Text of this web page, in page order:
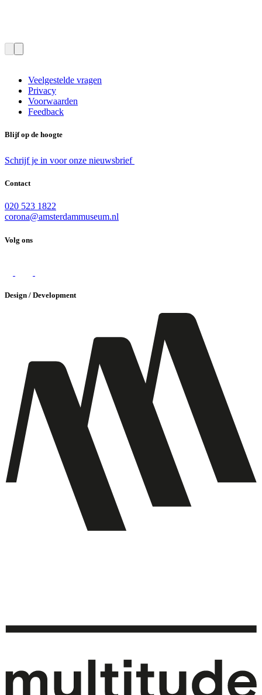
Veelgestelde vragen
Privacy
Voorwaarden
Feedback
Blijf op de hoogte
Schrijf je in voor onze nieuwsbrief
Contact
020 523 1822
corona@amsterdammuseum.nl
Volg ons
Design / Development